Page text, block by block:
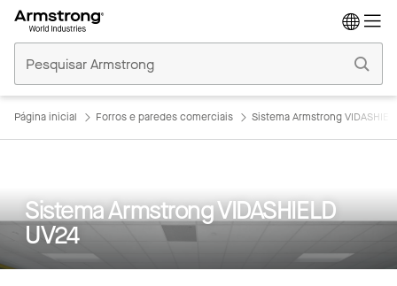
Comerciais
Início
Página inicial Forros e paredes comerciais Sistema Armstrong
Sistema Armstrong VIDASHIELD
UV24